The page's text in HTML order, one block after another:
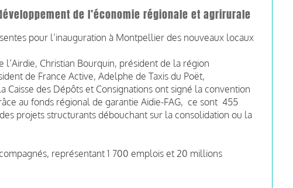
de l’économie régionale et agrirurale
pour l’inauguration à Montpellier des nouveaux locaux
l’Airdie, Christian Bourquin, président de la région
de France Active, Adelphe de Taxis du Poët,
des Dépôts et Consignations ont signé la convention
au fonds régional de garantie Aidie-FAG, ce sont 455
projets structurants débouchant sur la consolidation ou la
représentant 1 700 emplois et 20 millions